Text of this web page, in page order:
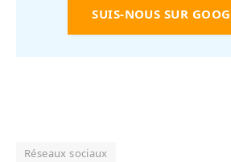
SUIS-NOUS SUR
Réseaux sociaux